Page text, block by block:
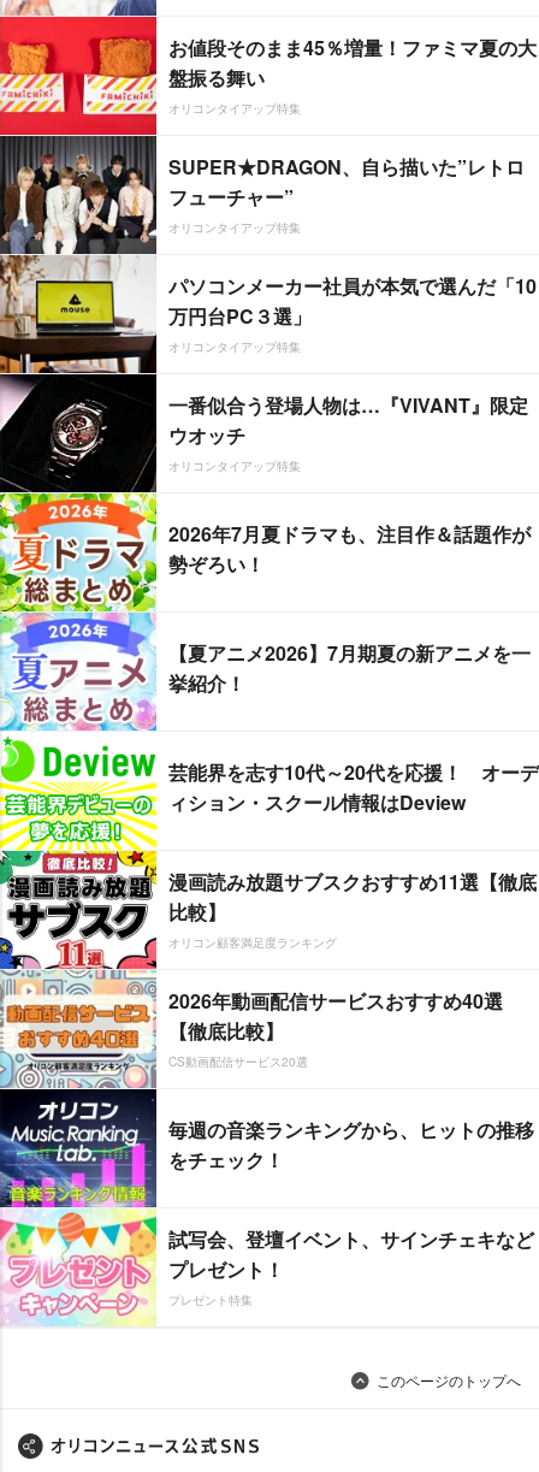
お値段そのまま45％増量！ファミマ夏の大
盤振る舞い
オリコンタイアップ特集
SUPER★DRAGON、自ら描いた”レトロ
フューチャー”
オリコンタイアップ特集
パソコンメーカー社員が本気で選んだ「10
万円台PC３選」
オリコンタイアップ特集
一番似合う登場人物は…『VIVANT』限定
ウオッチ
オリコンタイアップ特集
2026年7月夏ドラマも、注目作＆話題作が
勢ぞろい！
【夏アニメ2026】7月期夏の新アニメを一
挙紹介！
芸能界を志す10代～20代を応援！ オーデ
ィション・スクール情報はDeview
漫画読み放題サブスクおすすめ11選【徹底
比較】
オリコン顧客満足度ランキング
2026年動画配信サービスおすすめ40選
【徹底比較】
CS動画配信サービス20選
毎週の音楽ランキングから、ヒットの推移
をチェック！
試写会、登壇イベント、サインチェキなど
プレゼント！
プレゼント特集
このページのトップへ